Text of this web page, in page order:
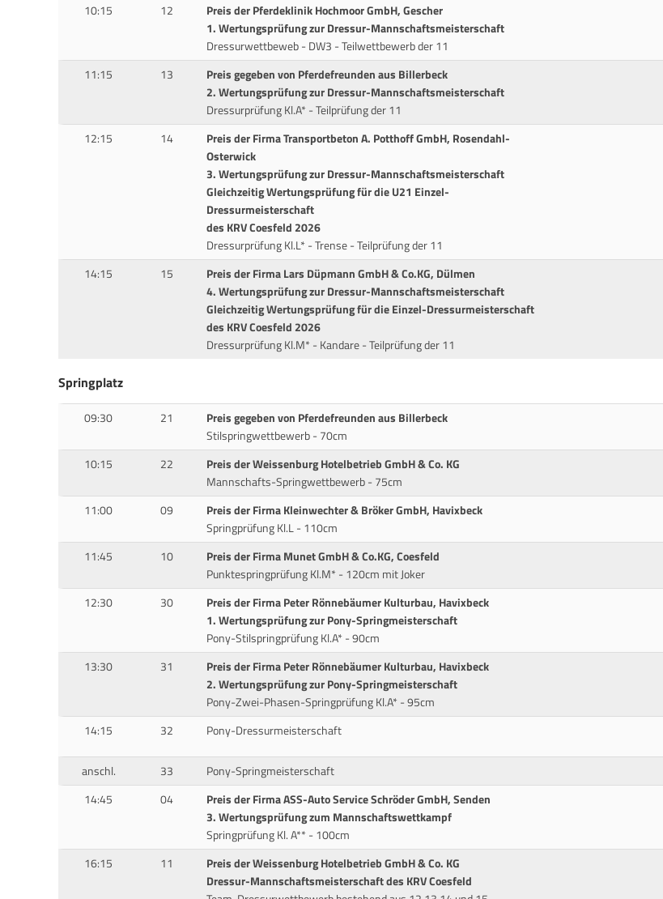
10:15 12
Preis der Pferdeklinik Hochmoor GmbH, Gescher
1. Wertungsprüfung zur Dressur-Mannschaftsmeisterschaft
Dressurwettbeweb - DW3 - Teilwettbewerb der 11
11:15 13
Preis gegeben von Pferdefreunden aus Billerbeck
2. Wertungsprüfung zur Dressur-Mannschaftsmeisterschaft
Dressurprüfung Kl.A* - Teilprüfung der 11
12:15 14
Preis der Firma Transportbeton A. Potthoff GmbH, Rosendahl-
Osterwick
3. Wertungsprüfung zur Dressur-Mannschaftsmeisterschaft
Gleichzeitig Wertungsprüfung für die U21 Einzel-
Dressurmeisterschaft
des KRV Coesfeld 2026
Dressurprüfung Kl.L* - Trense - Teilprüfung der 11
14:15 15
Preis der Firma Lars Düpmann GmbH & Co.KG, Dülmen
4. Wertungsprüfung zur Dressur-Mannschaftsmeisterschaft
Gleichzeitig Wertungsprüfung für die Einzel-Dressurmeisterschaft
des KRV Coesfeld 2026
Dressurprüfung Kl.M* - Kandare - Teilprüfung der 11
Springplatz
09:30 21
Preis gegeben von Pferdefreunden aus Billerbeck
Stilspringwettbewerb - 70cm
10:15 22
Preis der Weissenburg Hotelbetrieb GmbH & Co. KG
Mannschafts-Springwettbewerb - 75cm
11:00 09
Preis der Firma Kleinwechter & Bröker GmbH, Havixbeck
Springprüfung Kl.L - 110cm
11:45 10
Preis der Firma Munet GmbH & Co.KG, Coesfeld
Punktespringprüfung Kl.M* - 120cm mit Joker
12:30 30
Preis der Firma Peter Rönnebäumer Kulturbau, Havixbeck
1. Wertungsprüfung zur Pony-Springmeisterschaft
Pony-Stilspringprüfung Kl.A* - 90cm
13:30 31
Preis der Firma Peter Rönnebäumer Kulturbau, Havixbeck
2. Wertungsprüfung zur Pony-Springmeisterschaft
Pony-Zwei-Phasen-Springprüfung Kl.A* - 95cm
14:15 32 Pony-Dressurmeisterschaft
anschl. 33
Pony-Springmeisterschaft
14:45
04
Preis der Firma ASS-Auto Service Schröder GmbH, Senden
3. Wertungsprüfung zum Mannschaftswettkampf
Springprüfung Kl. A** - 100cm
16:15 11
Preis der Weissenburg Hotelbetrieb GmbH & Co. KG
Dressur-Mannschaftsmeisterschaft des KRV Coesfeld